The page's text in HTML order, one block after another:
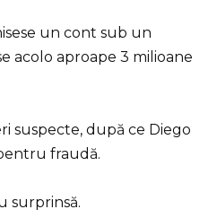
un cont sub un
acolo aproape 3 milioane
suspecte, după ce Diego
fraudă.
surprinsă.